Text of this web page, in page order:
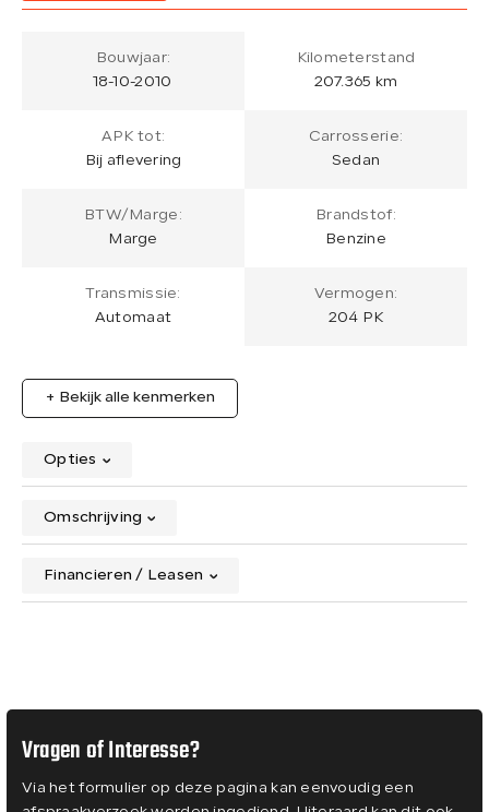
Bouwjaar:
18-10-2010
Kilometerstand
207.365 km
APK tot:
Bij aflevering
Carrosserie:
Sedan
BTW/Marge:
Marge
Brandstof:
Benzine
Transmissie:
Automaat
Vermogen:
204 PK
+ Bekijk alle kenmerken
Opties
Omschrijving
Financieren / Leasen
Vragen of Interesse?
Via het formulier op deze pagina kan eenvoudig een